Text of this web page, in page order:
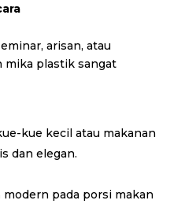
arisan, atau
mika plastik sangat
kue kecil atau makanan
dan elegan.
pada porsi makan